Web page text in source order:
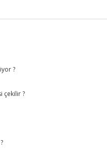
?
çekilir ?